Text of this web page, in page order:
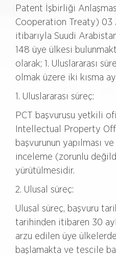
Patent İşbirliği
Cooperation Treaty) 03
itibarıyla Suudi
148 üye ülkesi
olarak; 1. Uluslararası
olmak üzere iki kısma
1. Uluslararası süreç:
PCT başvurusu yetkili
Intellectual Property
başvurunun yapılması
inceleme (zorunlu
yürütülmesidir.
2. Ulusal süreç:
Ulusal süreç, başvuru
tarihinden itibaren 30
arzu edilen üye
başlamakta ve tescile